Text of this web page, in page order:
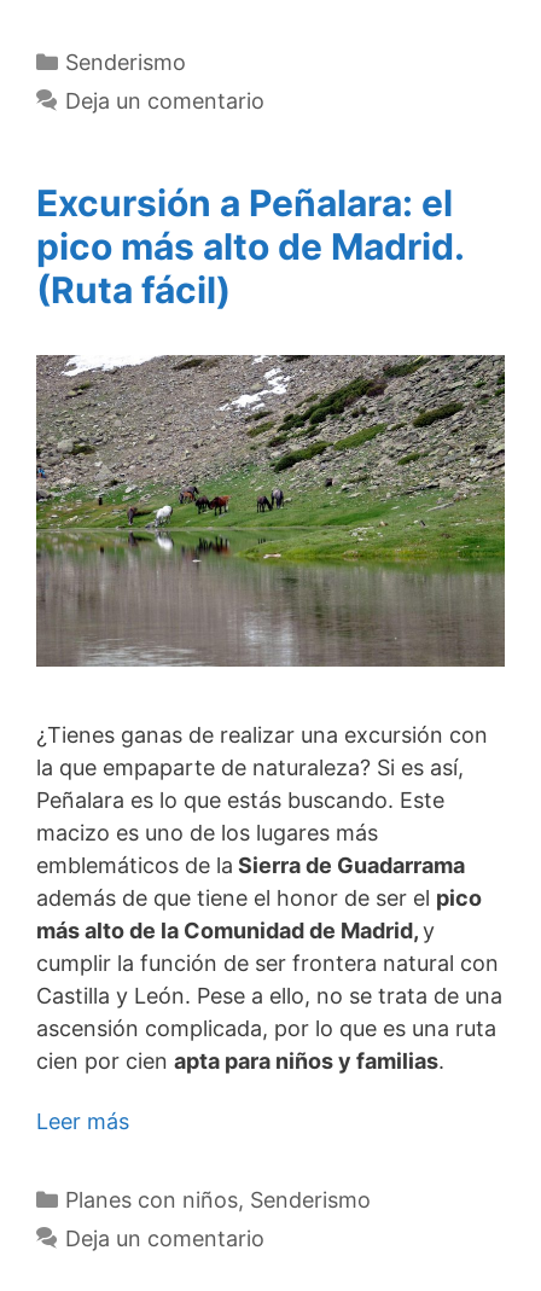
Categorías
Senderismo
Deja un comentario
Excursión a Peñalara: el
pico más alto de Madrid.
(Ruta fácil)
¿Tienes ganas de realizar una excursión con
la que empaparte de naturaleza? Si es así,
Peñalara es lo que estás buscando. Este
macizo es uno de los lugares más
emblemáticos de la Sierra de Guadarrama
además de que tiene el honor de ser el pico
más alto de la Comunidad de Madrid,y
cumplir la función de ser frontera natural con
Castilla y León. Pese a ello, no se trata de una
ascensión complicada, por lo que es una ruta
cien por cien apta para niños y familias.
Leer más
Categorías
Planes con niños, Senderismo
Deja un comentario